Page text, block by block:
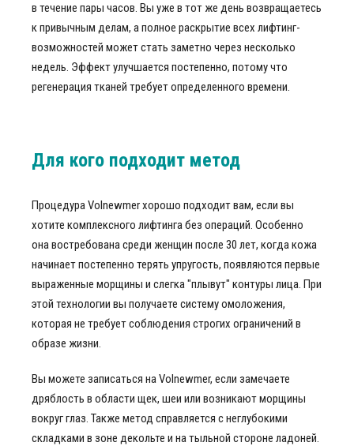
в течение пары часов. Вы уже в тот же день возвращаетесь
к привычным делам, а полное раскрытие всех лифтинг-
возможностей может стать заметно через несколько
недель. Эффект улучшается постепенно, потому что
регенерация тканей требует определенного времени.
Для кого подходит метод
Процедура Volnewmer хорошо подходит вам, если вы
хотите комплексного лифтинга без операций. Особенно
она востребована среди женщин после 30 лет, когда кожа
начинает постепенно терять упругость, появляются первые
выраженные морщины и слегка "плывут" контуры лица. При
этой технологии вы получаете систему омоложения,
которая не требует соблюдения строгих ограничений в
образе жизни.
Вы можете записаться на Volnewmer, если замечаете
дряблость в области щек, шеи или возникают морщины
вокруг глаз. Также метод справляется с неглубокими
складками в зоне декольте и на тыльной стороне ладоней.